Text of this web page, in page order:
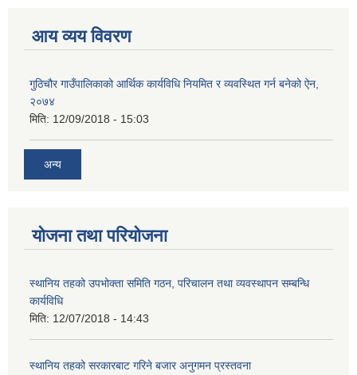
आय व्यय विवरण
गुठिचौर गाउँपालिकाको आर्थिक कार्यविधि नियमित र व्यवस्थित गर्न बनेको ऐन,
२०७४
मिति: 12/09/2018 - 15:03
अन्य
योजना तथा परियोजना
स्थानिय तहको उपभोक्ता समिति गठन, परिचालन तथा व्यवस्थापन सम्बन्धि
कार्यविधि
मिति: 12/07/2018 - 14:43
स्थानिय तहको सरकारबाट गरिने बजार अनुगमन प्रस्तवना